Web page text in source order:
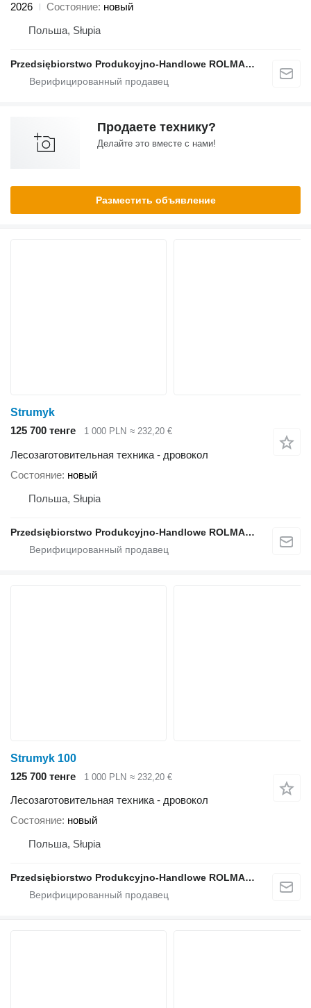
2026
Состояние новый
Польша, Słupia
Przedsiębiorstwo Produkcyjno-Handlowe ROLMAPOL Marcin Dziekan
Продаете технику?
Делайте это вместе с нами!
Разместить объявление
Strumyk
125 700 тенге
1 000 PLN ≈ 232,20 €
Лесозаготовительная техника - дровокол
Состояние новый
Польша, Słupia
Przedsiębiorstwo Produkcyjno-Handlowe ROLMAPOL Marcin Dziekan
Strumyk 100
125 700 тенге
1 000 PLN ≈ 232,20 €
Лесозаготовительная техника - дровокол
Состояние новый
Польша, Słupia
Przedsiębiorstwo Produkcyjno-Handlowe ROLMAPOL Marcin Dziekan